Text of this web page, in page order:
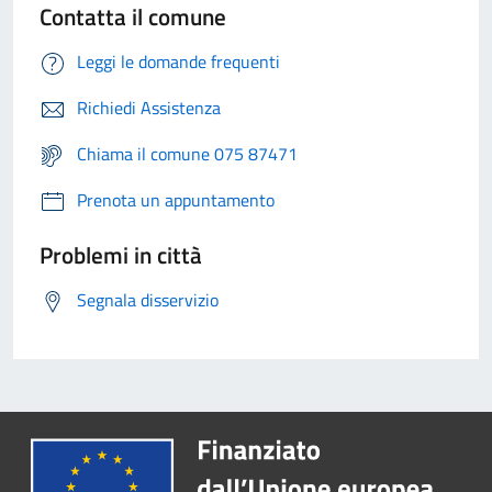
Contatta il comune
Leggi le domande frequenti
Richiedi Assistenza
Chiama il comune 075 87471
Prenota un appuntamento
Problemi in città
Segnala disservizio